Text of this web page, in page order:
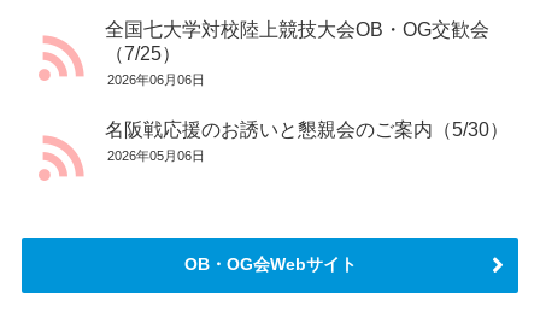
全国七大学対校陸上競技大会OB・OG交歓会
（7/25）
2026年06月06日
名阪戦応援のお誘いと懇親会のご案内（5/30）
2026年05月06日
OB・OG会Webサイト